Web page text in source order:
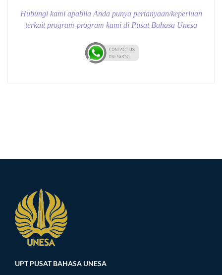
Hubungi kami apabila Anda punya pertanyaan/keperluan
terkait program-program kami di Pusat Bahasa Unesa
UPT PUSAT BAHASA UNESA